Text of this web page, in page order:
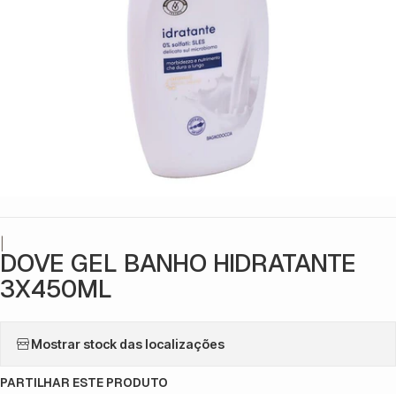
DOVE GEL BANHO HIDRATANTE
3X450ML
Mostrar stock das localizações
PARTILHAR ESTE PRODUTO